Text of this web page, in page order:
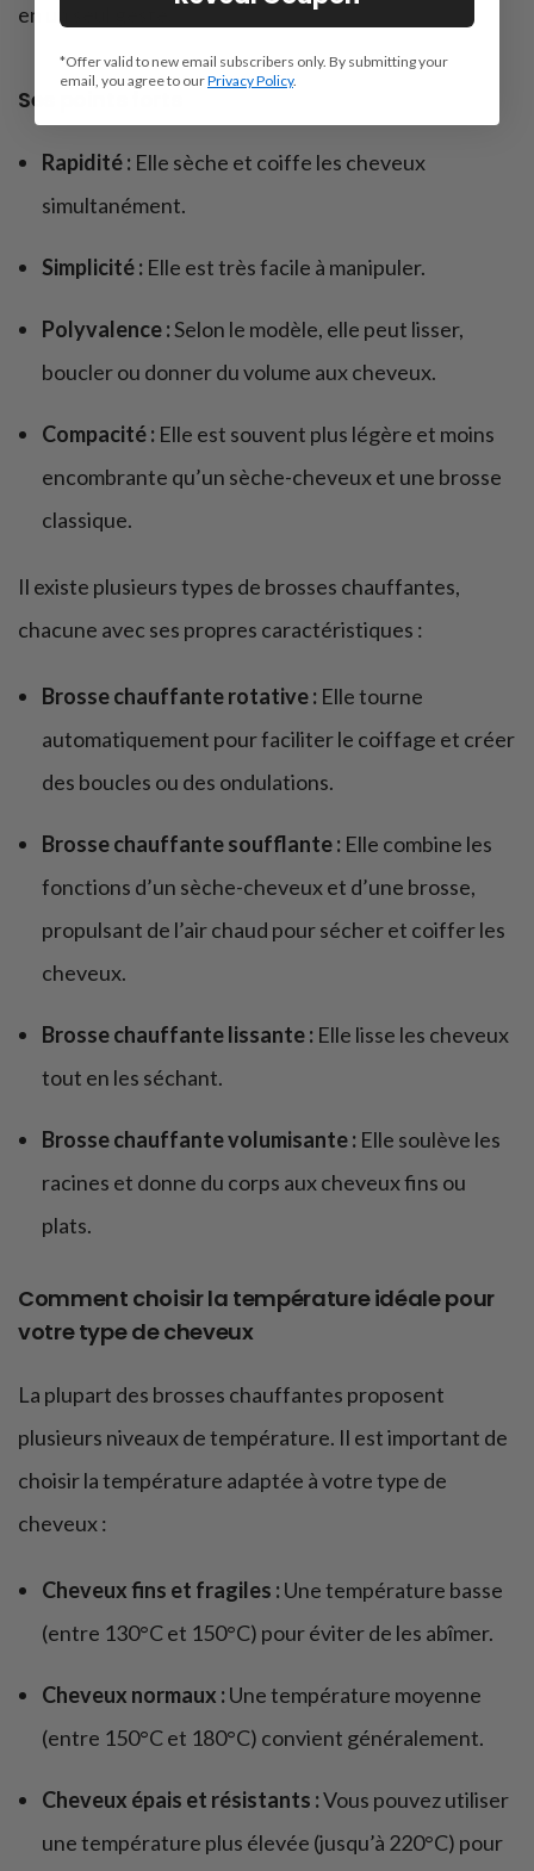
en un seul geste.
Ses points forts
Rapidité : Elle sèche et coiffe les cheveux
simultanément.
Simplicité : Elle est très facile à manipuler.
Polyvalence :Selon le modèle, elle peut lisser,
boucler ou donner du volume aux cheveux.
Compacité : Elle est souvent plus légère et moins
encombrante qu’un sèche-cheveux et une brosse
classique.
Il existe plusieurs types de brosses chauffantes,
chacune avec ses propres caractéristiques :
Brosse chauffante rotative : Elle tourne
automatiquement pour faciliter le coiffage et créer
des boucles ou des ondulations.
Brosse chauffante soufflante : Elle combine les
fonctions d’un sèche-cheveux et d’une brosse,
propulsant de l’air chaud pour sécher et coiffer les
cheveux.
Brosse chauffante lissante : Elle lisse les cheveux
tout en les séchant.
Brosse chauffante volumisante : Elle soulève les
racines et donne du corps aux cheveux fins ou
plats.
Comment choisir la température idéale pour
votre type de cheveux
La plupart des brosses chauffantes proposent
plusieurs niveaux de température. Il est important de
choisir la température adaptée à votre type de
cheveux :
Cheveux fins et fragiles :Une température basse
(entre 130°C et 150°C) pour éviter de les abîmer.
Cheveux normaux :Une température moyenne
(entre 150°C et 180°C) convient généralement.
Cheveux épais et résistants :Vous pouvez utiliser
une température plus élevée (jusqu’à 220°C) pour
*Offer valid to new email subscribers only. By submitting your
email, you agree to ourPrivacy Policy.